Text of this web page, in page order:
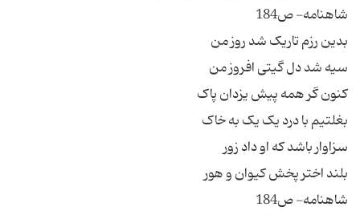
شاهنامه- ص184
بدین رزم تاریک شد روز من
سیه شد دل گیتی افروز من
کنون گر همه پیش یزدان پاک
بغلتیم با درد یک یک به خاک
سزاوار باشد که او داد زور
بلند اختر پخش کیوان و هور
شاهنامه- ص184